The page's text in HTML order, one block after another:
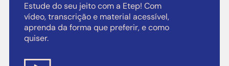
Estude do seu jeito com a Etep! Com
vídeo, transcrição e material acessível,
aprenda da forma que preferir, e como
quiser.